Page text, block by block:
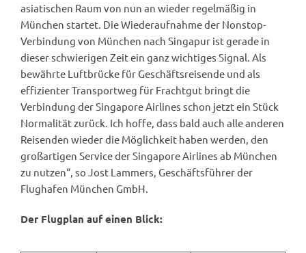
asiatischen Raum von nun an wieder regelmäßig in
München startet. Die Wiederaufnahme der Nonstop-
Verbindung von München nach Singapur ist gerade in
dieser schwierigen Zeit ein ganz wichtiges Signal. Als
bewährte Luftbrücke für Geschäftsreisende und als
effizienter Transportweg für Frachtgut bringt die
Verbindung der Singapore Airlines schon jetzt ein Stück
Normalität zurück. Ich hoffe, dass bald auch alle anderen
Reisenden wieder die Möglichkeit haben werden, den
großartigen Service der Singapore Airlines ab München
zu nutzen“, so Jost Lammers, Geschäftsführer der
Flughafen München GmbH.
Der Flugplan auf einen Blick: